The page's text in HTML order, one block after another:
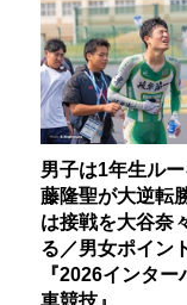
男子は1年生ル
藤隆聖が大逆転
は接戦を大谷奈
る／男女ポイン
『2026インタ
車競技』